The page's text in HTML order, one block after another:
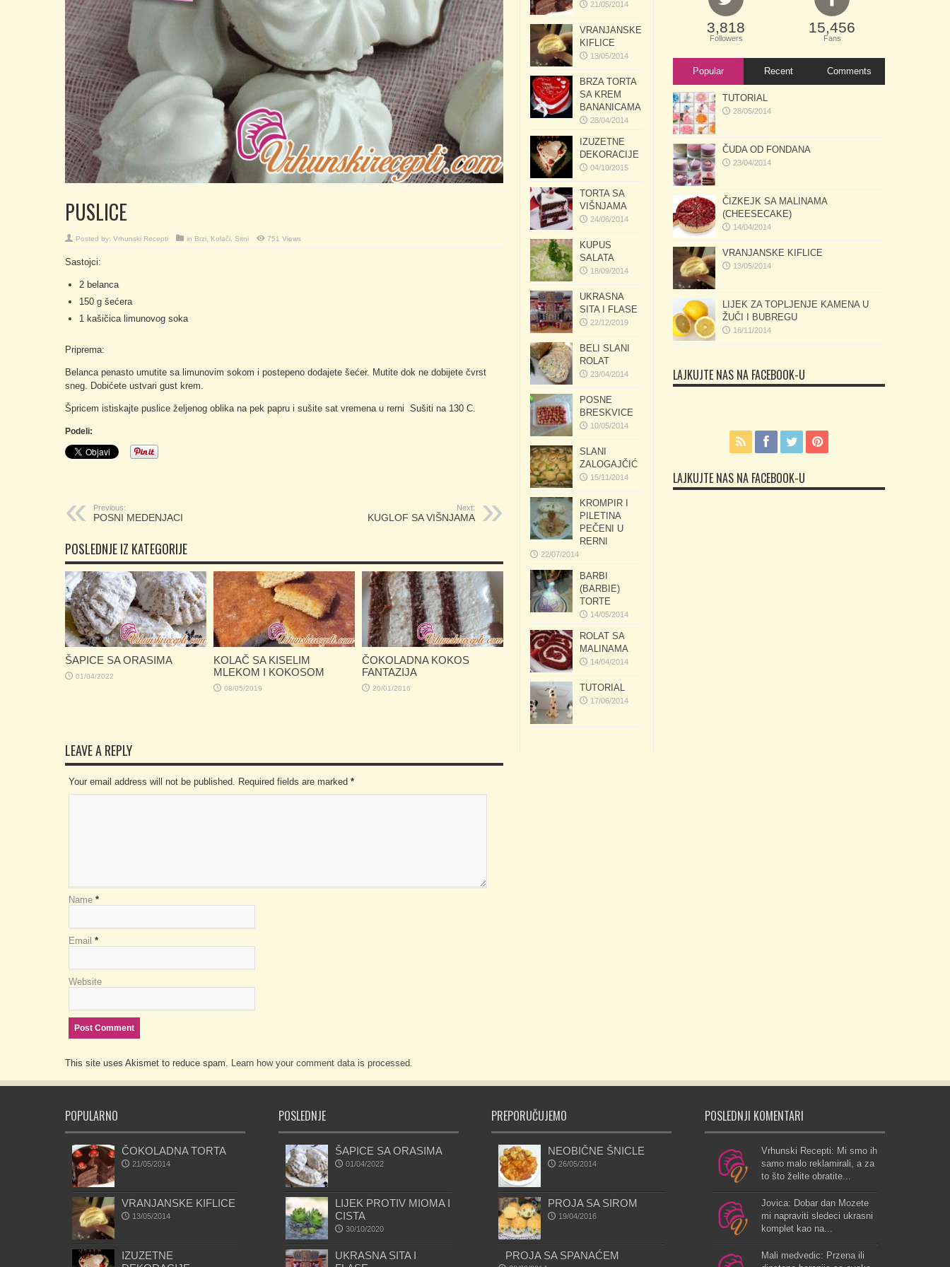
PUSLICE
Posted by: Vrhunski Recepti in Brzi Kolači Sitni 751 Views
Sastojci:
2 belanca
150 g šećera
1 kašičica limunovog soka
Priprema:
Belanca penasto umutite sa limunovim sokom i postepeno dodajete šećer. Mutite dok ne dobijete čvrst
sneg. Dobićete ustvari gust krem.
Špricem istiskajte puslice željenog oblika na pek papru i sušite sat vremena u rerni Sušiti na 130 C.
Podeli:
Previous:
POSNI MEDENJACI
Next:
KUGLOF SA VIŠNJAMA
POSLEDNJE IZ KATEGORIJE
ŠAPICE SA ORASIMA
01/04/2022
KOLAČ SA KISELIM
MLEKOM I KOKOSOM
08/05/2019
ČOKOLADNA KOKOS
FANTAZIJA
20/01/2016
LEAVE A REPLY
Your email address will not be published. Required fields are marked *
Name *
Email *
Website
This site uses Akismet to reduce spam. Learn how your comment data is processed.
21/05/2014
VRANJANSKE
KIFLICE
13/05/2014
BRZA TORTA
SA KREM
BANANICAMA
28/04/2014
IZUZETNE
DEKORACIJE
04/10/2015
TORTA SA
VIŠNJAMA
24/06/2014
KUPUS
SALATA
18/09/2014
UKRASNA
SITA I FLASE
22/12/2019
BELI SLANI
ROLAT
23/04/2014
POSNE
BRESKVICE
10/05/2014
SLANI
ZALOGAJČIĆ
15/11/2014
KROMPIR I
PILETINA
PEČENI U
RERNI
22/07/2014
BARBI
(BARBIE)
TORTE
14/05/2014
ROLAT SA
MALINAMA
14/04/2014
TUTORIAL
17/06/2014
3,818
Followers
15,456
Fans
Popular Recent Comments
TUTORIAL
28/05/2014
ČUDA OD FONDANA
23/04/2014
ČIZKEJK SA MALINAMA
(CHEESECAKE)
14/04/2014
VRANJANSKE KIFLICE
13/05/2014
LIJEK ZA TOPLJENJE KAMENA U
ŽUČI I BUBREGU
16/11/2014
LAJKUJTE NAS NA FACEBOOK-U
LAJKUJTE NAS NA FACEBOOK-U
POPULARNO
ČOKOLADNA TORTA
21/05/2014
VRANJANSKE KIFLICE
13/05/2014
IZUZETNE
POSLEDNJE
ŠAPICE SA ORASIMA
01/04/2022
LIJEK PROTIV MIOMA I
CISTA
30/10/2020
UKRASNA SITA I
PREPORUČUJEMO
NEOBIČNE ŠNICLE
26/05/2014
PROJA SA SIROM
19/04/2016
PROJA SA SPANAĆEM
POSLEDNJI KOMENTARI
Vrhunski Recepti: Mi smo ih
samo malo reklamirali, a za
to što želite obratite...
Jovica: Dobar dan Mozete
mi napraviti sledeci ukrasni
komplet kao na...
Mali medvedic: Przena ili